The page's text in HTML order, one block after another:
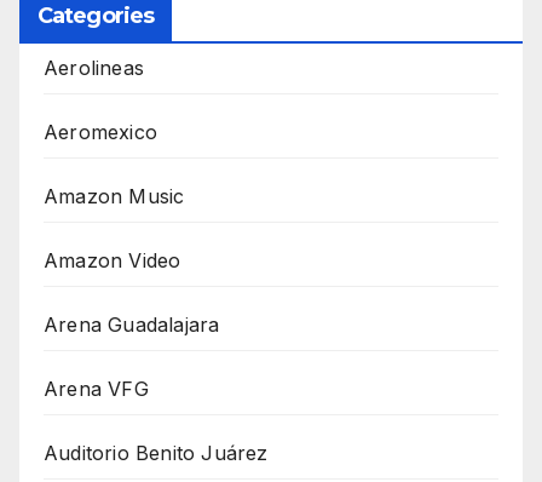
Categories
Aerolineas
Aeromexico
Amazon Music
Amazon Video
Arena Guadalajara
Arena VFG
Auditorio Benito Juárez